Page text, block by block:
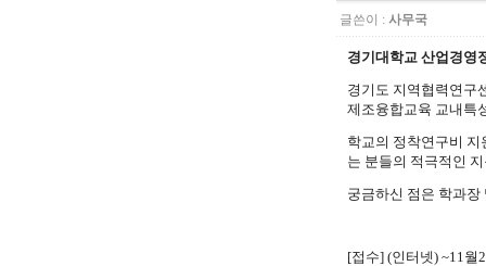
글쓴이 : 사무국
경기대학교 산업경영
경기도 지역협력연구
제조융합교육 교내특
학교의 정착연구비
는 분들의 적극적인
궁금하신 점은 학과
[접수] (인터넷) ~11월